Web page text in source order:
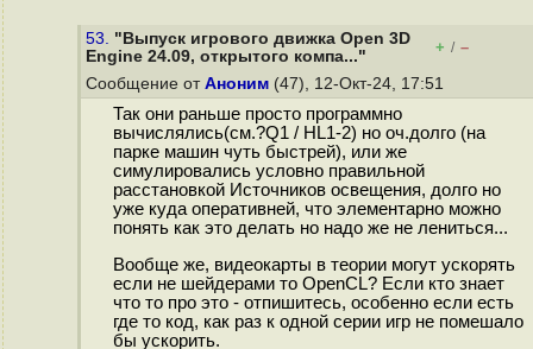
53. "Выпуск игрового движка Open 3D
Engine 24.09, открытого компа..."
+ / –
Сообщение от Аноним (47), 12-Окт-24, 17:51
Так они раньше просто программно
вычислялись(см.?Q1 / HL1-2) но оч.долго (на
парке машин чуть быстрей), или же
симулировались условно правильной
расстановкой Источников освещения, долго но
уже куда оперативней, что элементарно можно
понять как это делать но надо же не лениться...
Вообще же, видеокарты в теории могут ускорять
если не шейдерами то OpenCL? Если кто знает
что то про это - отпишитесь, особенно если есть
где то код, как раз к одной серии игр не помешало
бы ускорить.